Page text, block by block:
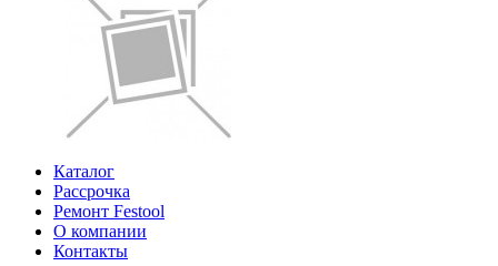
Каталог
Рассрочка
Ремонт Festool
О компании
Контакты